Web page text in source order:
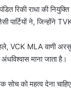
रिकी राधा की
पार्टियों ने, जिन्होंने
VCK MLA वाणी
माना जाता है।
सोच को महत्व देना